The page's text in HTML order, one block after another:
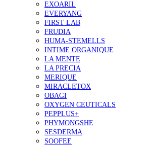
EXOARIL
EVERYANG
FIRST LAB
FRUDIA
HUMA-STEMELLS
INTIME ORGANIQUE
LA MENTE
LA PRECIA
MERIQUE
MIRACLETOX
OBAGI
OXYGEN CEUTICALS
PEPPLUS+
PHYMONGSHE
SESDERMA
SOOFEE